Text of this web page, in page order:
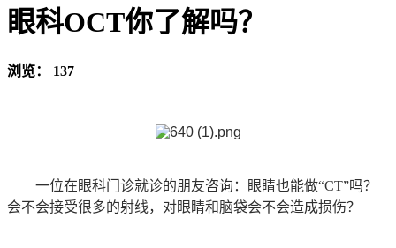
眼科OCT你了解吗？
浏览： 137
一位在眼科门诊就诊的朋友咨询：眼睛也能做“CT”吗？
会不会接受很多的射线，对眼睛和脑袋会不会造成损伤？